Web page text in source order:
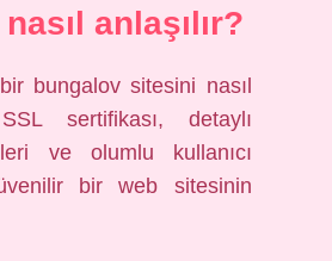
anlaşılır?
bungalov sitesini nasıl
SSL sertifikası, detaylı
ve olumlu kullanıcı
bir web sitesinin